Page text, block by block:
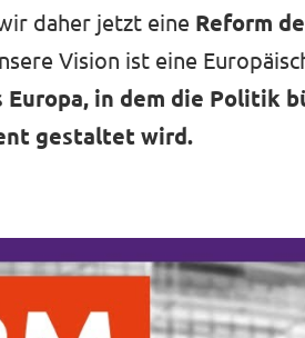
daher jetzt eine Reform
Vision ist eine
in dem die Politik
gestaltet wird.